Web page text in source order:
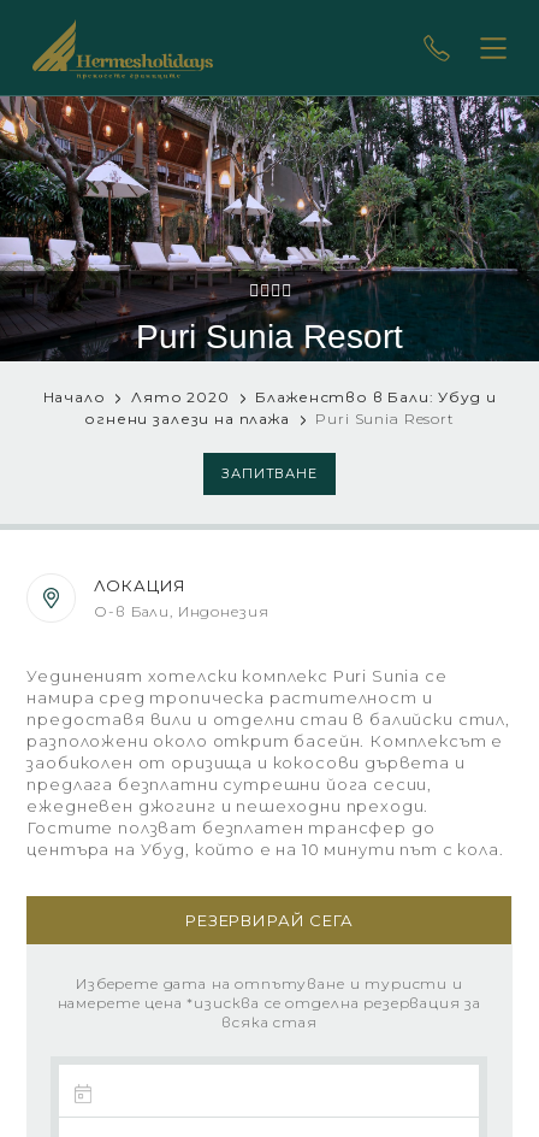
Puri Sunia Resort
Начало Лято 2020
Блаженство в Бали: Убуд и
огнени залези на плажа
Puri Sunia Resort
ЗАПИТВАНЕ
ЛОКАЦИЯ
О-в Бали, Индонезия
Уединеният хотелски комплекс Puri Sunia се
намира сред тропическа растителност и
предоставя вили и отделни стаи в балийски стил,
разположени около открит басейн. Комплексът е
заобиколен от оризища и кокосови дървета и
предлага безплатни сутрешни йога сесии,
ежедневен джогинг и пешеходни преходи.
Гостите ползват безплатен трансфер до
центъра на Убуд, който е на 10 минути път с кола.
РЕЗЕРВИРАЙ СЕГА
Изберете дата на отпътуване и туристи и
намерете цена *изисква се отделна резервация за
всяка стая